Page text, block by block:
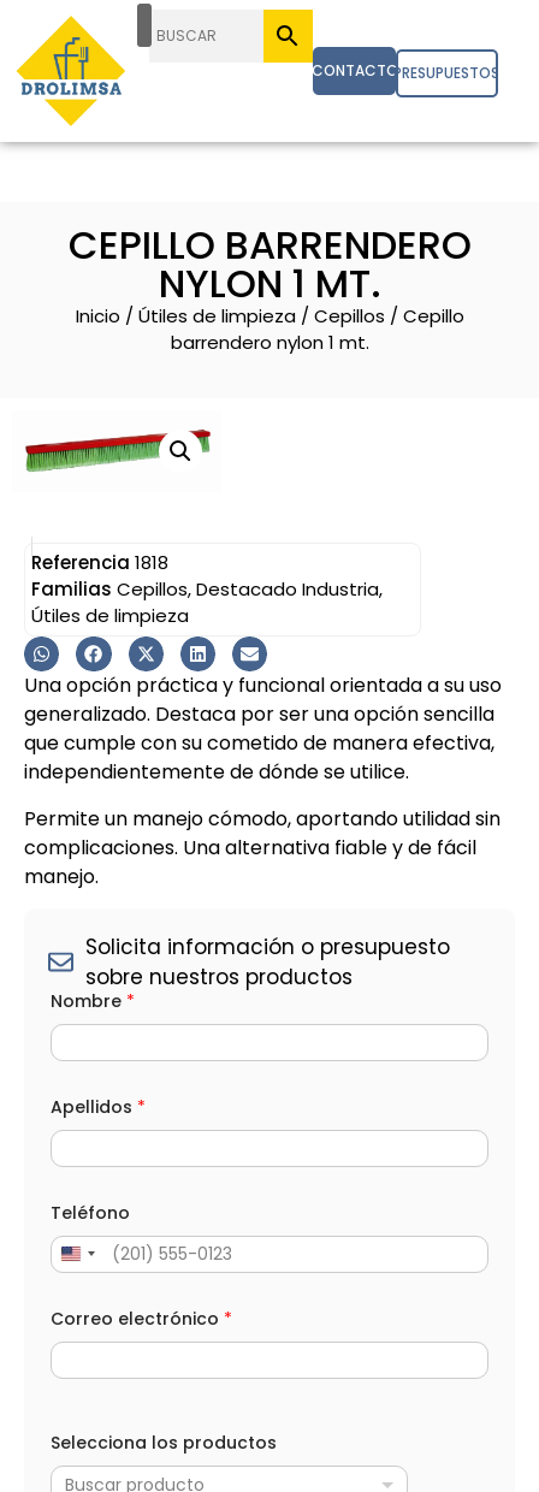
CONTACTOPRESUPUESTOS
CEPILLO BARRENDERO
NYLON 1 MT.
Inicio / Útiles de limpieza/ Cepillos / Cepillo
barrendero nylon 1 mt.
Referencia 1818
Familias Cepillos,Destacado Industria,
Útiles de limpieza
Una opción práctica y funcional orientada a su uso
generalizado. Destaca por ser una opción sencilla
que cumple con su cometido de manera efectiva,
independientemente de dónde se utilice.
Permite un manejo cómodo, aportando utilidad sin
complicaciones. Una alternativa fiable y de fácil
manejo.
Solicita información o presupuesto
sobre nuestros productos
Nombre *
Apellidos *
Teléfono
Correo electrónico *
Selecciona los productos
Buscar producto